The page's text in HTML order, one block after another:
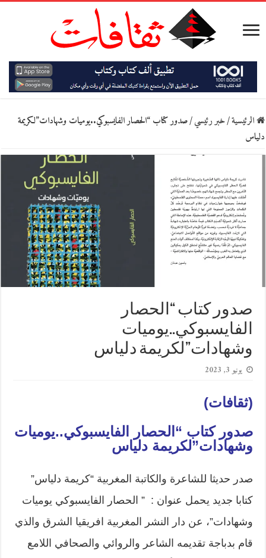
الرئيسية/خبر رئيسي/صدور كتاب “الحصار الفايسبوكي..يوميات وشهادات”لكريمة
دلياس
صدور كتاب “الحصار
الفايسبوكي..يوميات
وشهادات”لكريمة دلياس
يونيو 3, 2023
(ثقافات)
صدور كتاب “الحصار الفايسبوكي..يوميات
وشهادات”لكريمة دلياس
صدر حديثا للشاعرة والكاتبة المغربية “كريمة دلياس”
كتابا جديد يحمل عنوان : ” الحصار الفايسبوكي يوميات
وشهادات”، عن دار النشر المغربية افريقيا الشرق والذي
قام بدباجة تقديمه الشاعر والروائي والصحافي اللامع